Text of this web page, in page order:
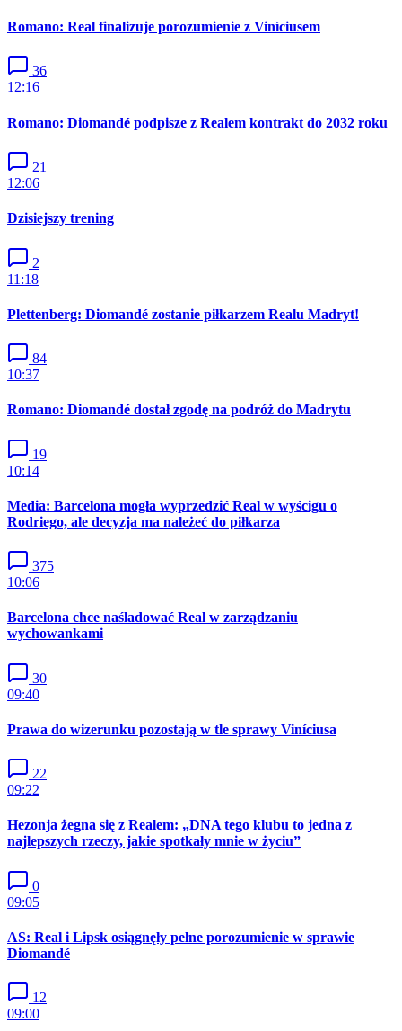
Romano: Real finalizuje porozumienie z Viníciusem
36
12:16
Romano: Diomandé podpisze z Realem kontrakt do 2032 roku
21
12:06
Dzisiejszy trening
2
11:18
Plettenberg: Diomandé zostanie piłkarzem Realu Madryt!
84
10:37
Romano: Diomandé dostał zgodę na podróż do Madrytu
19
10:14
Media: Barcelona mogła wyprzedzić Real w wyścigu o
Rodriego, ale decyzja ma należeć do piłkarza
375
10:06
Barcelona chce naśladować Real w zarządzaniu
wychowankami
30
09:40
Prawa do wizerunku pozostają w tle sprawy Viníciusa
22
09:22
Hezonja żegna się z Realem: „DNA tego klubu to jedna z
najlepszych rzeczy, jakie spotkały mnie w życiu”
0
09:05
AS: Real i Lipsk osiągnęły pełne porozumienie w sprawie
Diomandé
12
09:00